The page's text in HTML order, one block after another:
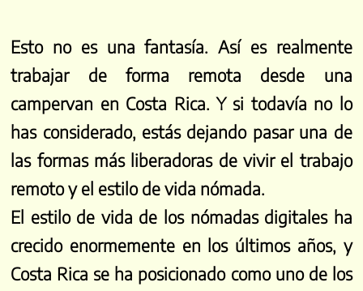
Esto no es una fantasía. Así es realmente
trabajar de forma remota desde una
campervan en Costa Rica. Y si todavía no lo
has considerado, estás dejando pasar una de
las formas más liberadoras de vivir el trabajo
remoto y el estilo de vida nómada.
El estilo de vida de los nómadas digitales ha
crecido enormemente en los últimos años, y
Costa Rica se ha posicionado como uno de los